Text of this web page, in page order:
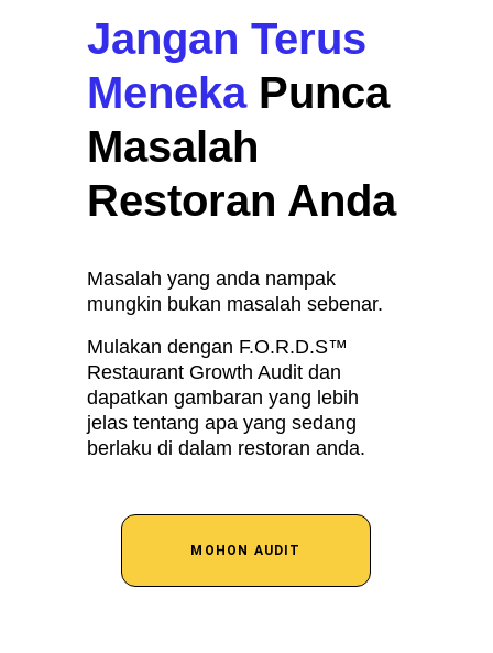
Jangan Terus
Meneka Punca
Masalah
Restoran Anda
Masalah yang anda nampak
mungkin bukan masalah sebenar.
Mulakan dengan F.O.R.D.S™
Restaurant Growth Audit dan
dapatkan gambaran yang lebih
jelas tentang apa yang sedang
berlaku di dalam restoran anda.
MOHON AUDIT